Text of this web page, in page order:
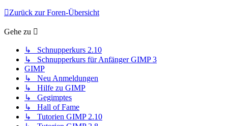
Zurück zur Foren-Übersicht
Gehe zu
↳ Schnupperkurs 2.10
↳ Schnupperkurs für Anfänger GIMP 3
GIMP
↳ Neu Anmeldungen
↳ Hilfe zu GIMP
↳ Gegimptes
↳ Hall of Fame
↳ Tutorien GIMP 2.10